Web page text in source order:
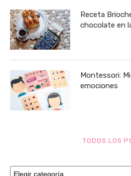
Receta
chocolate en
Montessori:
emociones
TODOS LOS